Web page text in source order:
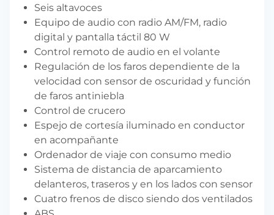
Seis altavoces
Equipo de audio con radio AM/FM, radio
digital y pantalla táctil 80 W
Control remoto de audio en el volante
Regulación de los faros dependiente de la
velocidad con sensor de oscuridad y función
de faros antiniebla
Control de crucero
Espejo de cortesía iluminado en conductor
en acompañante
Ordenador de viaje con consumo medio
Sistema de distancia de aparcamiento
delanteros, traseros y en los lados con sensor
Cuatro frenos de disco siendo dos ventilados